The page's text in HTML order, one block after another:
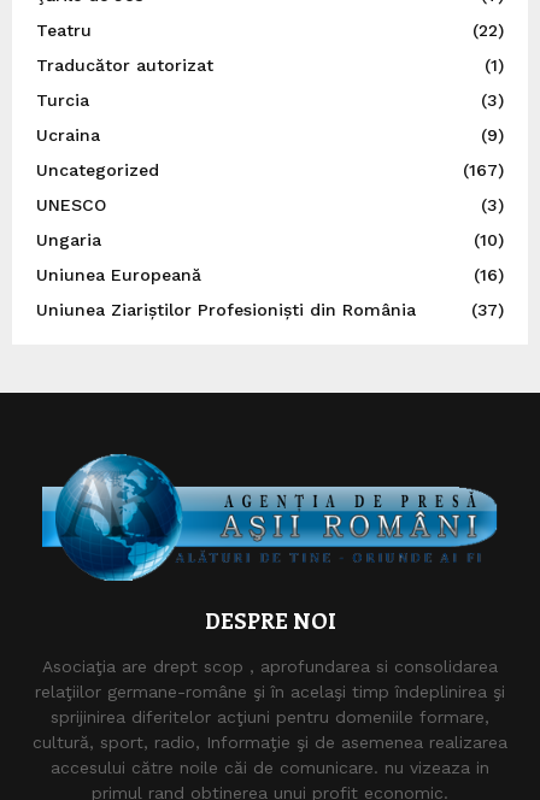
Teatru
(22)
Traducător autorizat
(1)
Turcia
(3)
Ucraina
(9)
Uncategorized
(167)
UNESCO
(3)
Ungaria
(10)
Uniunea Europeană
(16)
Uniunea Ziariștilor Profesioniști din România
(37)
DESPRE NOI
Asociaţia are drept scop , aprofundarea si consolidarea
relaţiilor germane-române şi în acelaşi timp îndeplinirea şi
sprijinirea diferitelor acţiuni pentru domeniile formare,
cultură, sport, radio, Informaţie şi de asemenea realizarea
accesului către noile căi de comunicare. nu vizeaza in
primul rand obtinerea unui profit economic.